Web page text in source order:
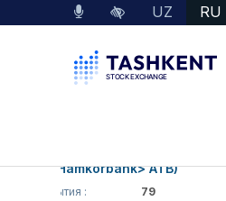
UZ RU
(<Hamkorbank> ATB)
закрытия :